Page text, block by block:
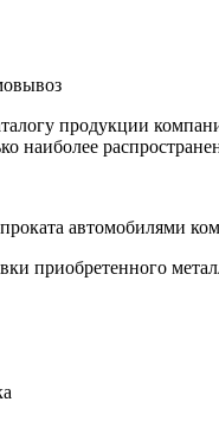
продукции
наиболее
автомобилями
приобретенного